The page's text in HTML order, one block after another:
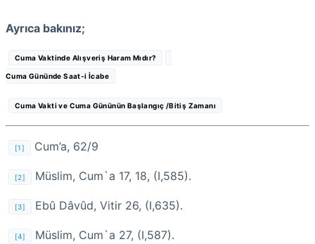
Ayrıca bakınız;
Cuma Vaktinde Alışveriş Haram Mıdır?
Cuma Gününde Saat-i İcabe
Cuma Vakti ve Cuma Gününün Başlangıç /Bitiş Zamanı
[1] Cum’a, 62/9
[2] Müslim, Cum`a 17, 18, (I,585).
[3] Ebû Dâvûd, Vitir 26, (I,635).
[4] Müslim, Cum`a 27, (I,587).